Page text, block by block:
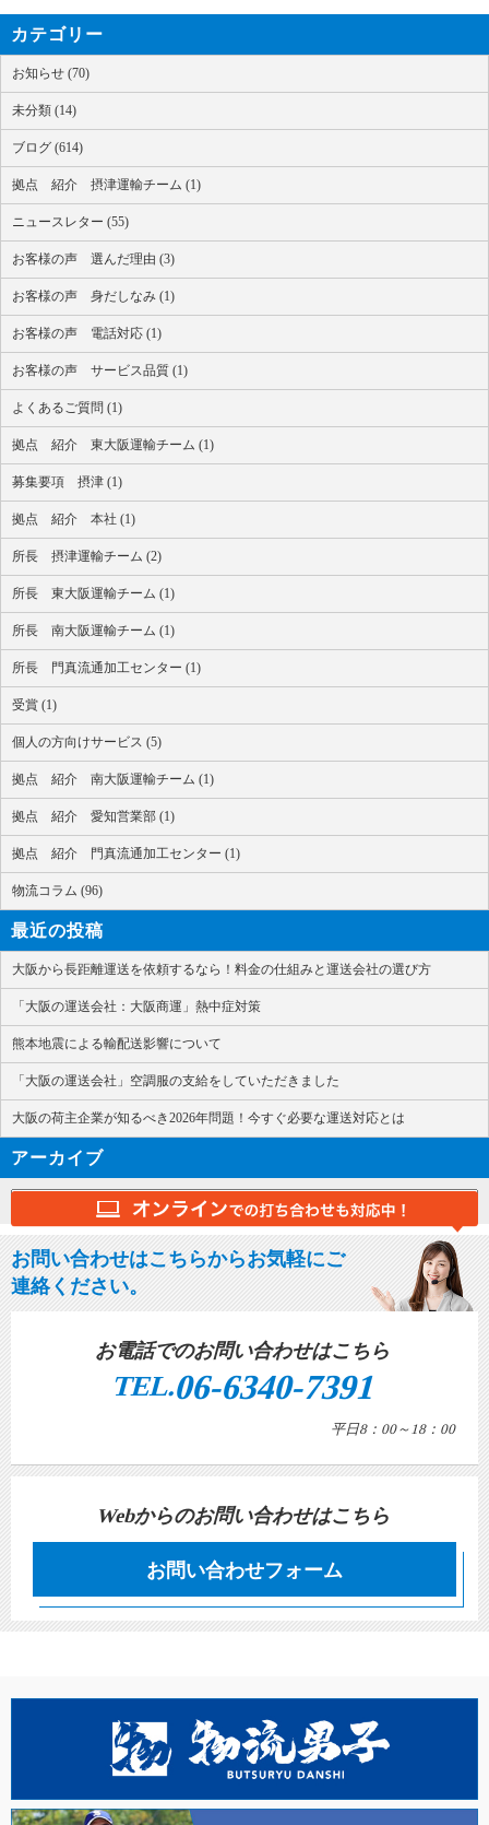
カテゴリー
お知らせ (70)
未分類 (14)
ブログ (614)
拠点 紹介 摂津運輸チーム (1)
ニュースレター (55)
お客様の声 選んだ理由 (3)
お客様の声 身だしなみ (1)
お客様の声 電話対応 (1)
お客様の声 サービス品質 (1)
よくあるご質問 (1)
拠点 紹介 東大阪運輸チーム (1)
募集要項 摂津 (1)
拠点 紹介 本社 (1)
所長 摂津運輸チーム (2)
所長 東大阪運輸チーム (1)
所長 南大阪運輸チーム (1)
所長 門真流通加工センター (1)
受賞 (1)
個人の方向けサービス (5)
拠点 紹介 南大阪運輸チーム (1)
拠点 紹介 愛知営業部 (1)
拠点 紹介 門真流通加工センター (1)
物流コラム (96)
最近の投稿
大阪から長距離運送を依頼するなら！料金の仕組みと運送会社の選び方
「大阪の運送会社：大阪商運」熱中症対策
熊本地震による輸配送影響について
「大阪の運送会社」空調服の支給をしていただきました
大阪の荷主企業が知るべき2026年問題！今すぐ必要な運送対応とは
アーカイブ
お問い合わせはこちらからお気軽にご
連絡ください。
お電話でのお問い合わせはこちら
TEL.06-6340-7391
平日8：00～18：00
Webからのお問い合わせはこちら
お問い合わせフォーム